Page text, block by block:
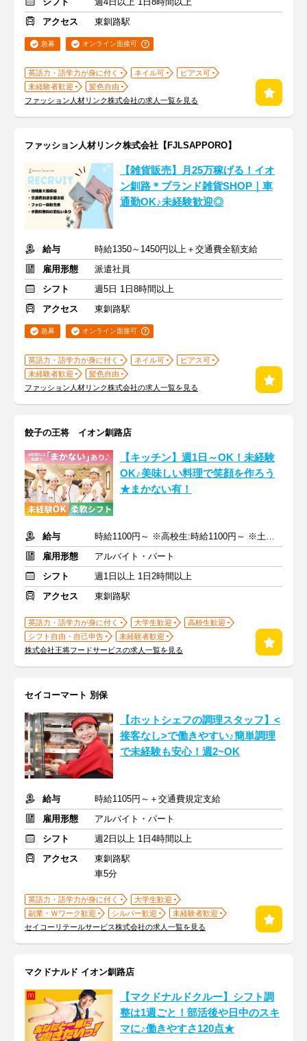
アクセス
東釧路駅
急募 オンライン面接可
英語力・語学力が身に付く ネイル可
ピアス可
未経験者歓迎
髪色自由
ファッション人材リンク株式会社の求人一覧を見る
ファッション人材リンク株式会社【FJLSAPPORO】
【雑貨販売】月25万稼げる！イオ
ン釧路＊ブランド雑貨SHOP｜車
通勤OK♪未経験歓迎◎
給与
時給1350～1450円以上＋交通費全額支給
雇用形態
派遣社員
シフト
週5日 1日8時間以上
アクセス
東釧路駅
急募 オンライン面接可
英語力・語学力が身に付く ネイル可
ピアス可
未経験者歓迎
髪色自由
ファッション人材リンク株式会社の求人一覧を見る
餃子の王将 イオン釧路店
【キッチン】週1日～OK！未経験
OK♪美味しい料理で笑顔を作ろう
★まかない有！
給与
時給1100円～ ※高校生:時給1100円～ ※土日祝+50円
雇用形態
アルバイト・パート
シフト
週1日以上 1日2時間以上
アクセス
東釧路駅
英語力・語学力が身に付く 大学生歓迎
高校生歓迎
シフト自由・自己申告
未経験者歓迎
株式会社王将フードサービスの求人一覧を見る
セイコーマート 別保
【ホットシェフの調理スタッフ】<
接客なし>で働きやすい♪簡単調理
で未経験も安心！週2~OK
給与
時給1105円～＋交通費規定支給
雇用形態
アルバイト・パート
シフト
週2日以上 1日4時間以上
アクセス
東釧路駅
車5分
英語力・語学力が身に付く
大学生歓迎
副業・Ｗワーク歓迎
シルバー歓迎
未経験者歓迎
セイコーリテールサービス株式会社の求人一覧を見る
マクドナルド イオン釧路店
【マクドナルドクルー】シフト調
整は1週ごと！部活後や日中のスキ
マに♪働きやすさ120点★